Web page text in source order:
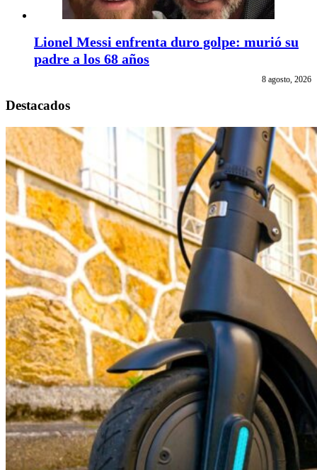
Lionel Messi enfrenta duro golpe: murió su
padre a los 68 años
8 agosto, 2026
Destacados